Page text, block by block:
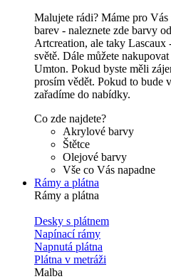
Malujete rádi? Máme pro
barev - naleznete zde barvy
Artcreation, ale taky
světě. Dále můžete
Umton. Pokud byste měli
prosím vědět. Pokud to bude
zařadíme do nabídky.
Co zde najdete?
Akrylové barvy
Štětce
Olejové barvy
Vše co Vás napadne
Rámy a plátna
Rámy a plátna
Desky s plátnem
Napínací rámy
Napnutá plátna
Plátna v metráži
Malba